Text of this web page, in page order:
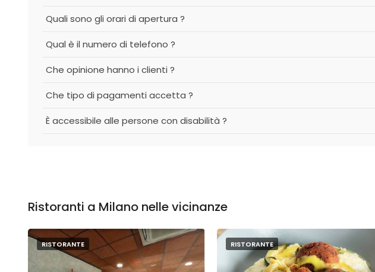
Quali sono gli orari di apertura ?
Qual è il numero di telefono ?
Che opinione hanno i clienti ?
Che tipo di pagamenti accetta ?
È accessibile alle persone con disabilità ?
Ristoranti a Milano nelle vicinanze
RISTORANTE RISTORANTE